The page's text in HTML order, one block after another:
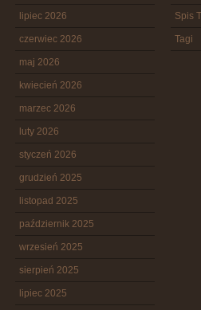
lipiec 2026
czerwiec 2026
maj 2026
kwiecień 2026
marzec 2026
luty 2026
styczeń 2026
grudzień 2025
listopad 2025
październik 2025
wrzesień 2025
sierpień 2025
lipiec 2025
Spis
Tagi